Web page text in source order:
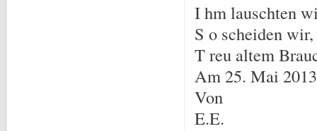
I hm lauschten
S o scheiden
T reu altem
Am 25. Mai 2013
Von
E.E.